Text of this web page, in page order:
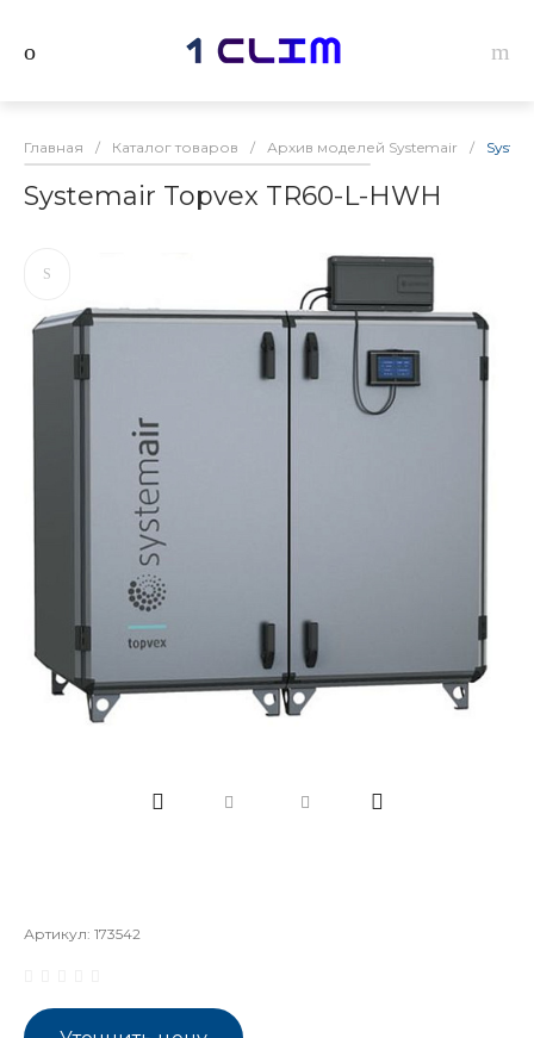
Главная / Каталог товаров / Архив моделей Systemair /
Systemair Topvex TR60-L-HWH
Артикул: 173542